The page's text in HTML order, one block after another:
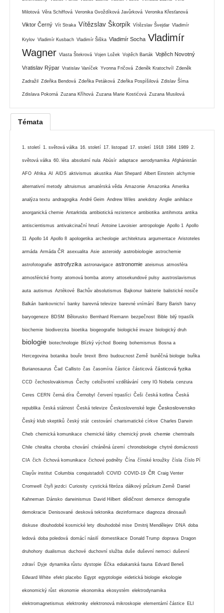
Milotová Věra Schiffová Veronika Gvoždíková Javůrková Veronika Křesťanová
Viktor Černý Vít Straka Vítězslav Škorpík Vítězslav Švejdar Vladimír
Krylov Vladimír Kusbach Vladimír Šiška Vladimír Socha Vladimír
Wagner Vlasta Štekrová Vojen Ložek Vojtěch Barták Vojtěch Novotný
Vratislav Rýpar Vratislav Vaníček Yvonna Fričová Zdeněk Kratochvíl Zdeněk
Zadražil Zdeňka Bendová Zdeňka Petáková Zdeňka Pospíšilová Zdislav Šíma
Zdislava Pokorná Zuzana Kříhová Zuzana Marie Kostićová Zuzana Musilová
Témata
1. století 1. světová válka 16. století 17. listopad 17. století 1918 1984 1989 2.
světová válka 60. léta absolutní nula Abúsír adaptace aerodynamika Afghánistán
AFO Afrika AI AIDS aktivismus akustika Alan Shepard Albert Einstein alchymie
alternativní metody altruismus amatérská věda Amazonie Amazonka Amerika
analýza textu andragogika André Geim Andrew Wiles anekdoty Anglie anihilace
anorganická chemie Antarktida antibiotická rezistence antibiotika antihmota antika
antiscientismus antivakcinační hnutí Antoine Lavoisier antropologie Apollo 1 Apollo
11 Apollo 14 Apollo 8 apologetika archeologie architektura argumentace Aristoteles
armáda Armáda ČR asexualita Asie asteroidy astrobiologie astrochemie
astrofotografie astrofyzika astronavigace astronomie ateismus atmosféra
atmosférické fronty atomová bomba atomy attosekundové pulsy austroslavismus
auta autismus Aztékové Bachův absolutismus Bajkonur bakterie balistické nosiče
Balkán bankovnictví banky barevná televize barevné vnímání Barry Barish barvy
baryogeneze BDSM Bělorusko Bernhard Riemann bezpečnost Bible bilý trpaslík
biochemie biodiverzita bioetika biogeografie biologické invaze biologický druh
biologie biotechnologie Blízký východ Boeing bohemismus Bosna a
Hercegovina botanika bouře brexit Brno budoucnost Země buněčná biologie buňka
Burianosaurus Čad Callisto čas časomíra částice částicová částicová fyzika
CCD čechoslovakismus Čechy celoživotní vzdělávání ceny IG Nobela cenzura
Ceres CERN černá díra Černobyl červení trpaslíci Češi česká kotlina Česká
republika česká státnost Česká televize Československé legie Československo
Český klub skeptiků český stát cestování charismatické církve Charles Darwin
Cheb chemická komunikace chemické látky chemický prvek chemie chemtrails
Chile chiralita choroba chování chráněná území chronobiologie chytré domácnosti
CIA čich čichová komunikace čichové podněty Čína čínské kroužky čísla číslo Pí
Clayův institut Columbia conquistadoři COVID COVID-19 ČR Craig Venter
Cromwell čtyři jezdci Curiosity cystická fibróza dálkový průzkum Země Daniel
Kahneman Dánsko darwinismus David Hilbert dědičnost demence demografie
demokracie Denisované desková tektonika dezinformace diagnoza dinosauři
diskuse dlouhodobé kosmické lety dlouhodobé mise Dmitrij Mendělejev DNA doba
ledová doba poledová domácí násilí domestikace Donald Trump doprava Dragon
druhohory dualismus duchové duchovní služba duše duševní nemoci duševní
zdraví Dyje dynamika růstu dystopie Éčka ediakarská fauna Edvard Beneš
Edward White efekt placebo Egypt egyptologie eidetická biologie ekologie
ekonomický růst ekonomie ekonomika ekosystém elektrodynamika
elektromagnetismus elektronky elektronová mikroskopie elementární částice ELI